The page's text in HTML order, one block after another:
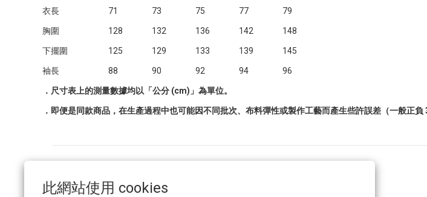
此網站使用 cookies
衣長 71 73 75 77 79
胸圍 128 132 136 142 148
下擺圍 125 129 133 139 145
袖長 88 90 92 94 96
．尺寸表上的測量數據均以「公分 (cm)」為單位。
．即便是同款商品，在生產過程中也可能因不同批次、布料彈性或製作工藝而產生些許誤差（一般正
常見問題